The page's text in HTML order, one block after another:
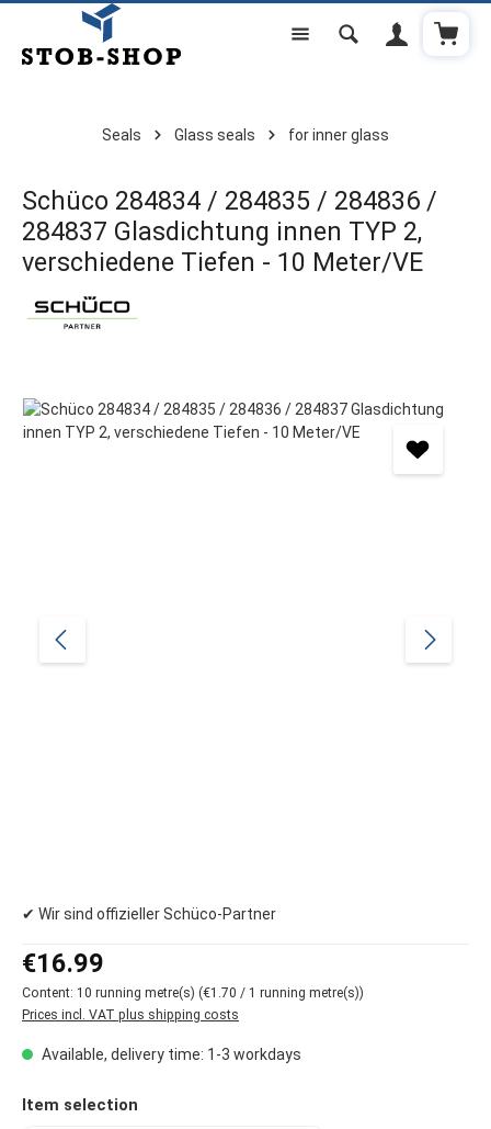
Skip to main content
Seals Glass seals for inner glass
Schüco 284834 / 284835 / 284836 /
284837 Glasdichtung innen TYP 2,
verschiedene Tiefen - 10 Meter/VE
Skip image gallery
✔ Wir sind offizieller Schüco-Partner
Regular price:
€16.99
Content: 10 running metre(s) (€1.70 / 1 running metre(s))
Prices incl. VAT plus shipping costs
Available, delivery time: 1-3 workdays
Select
Item selection